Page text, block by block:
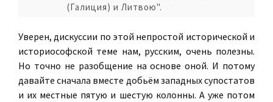
(Галиция) и Литвою".
Уверен, дискуссии по этой непростой исторической и
историософской теме нам, русским, очень полезны.
Но точно не разобщение на основе оной. И потому
давайте сначала вместе добьём западных супостатов
и их местные пятую и шестую колонны. А уже потом